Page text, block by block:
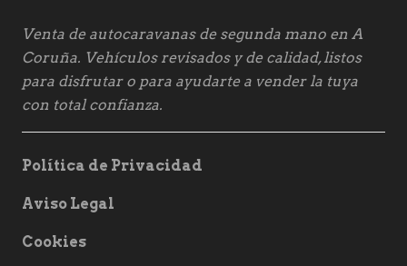
Venta de autocaravanas de segunda mano en A
Coruña. Vehículos revisados y de calidad, listos
para disfrutar o para ayudarte a vender la tuya
con total confianza.
Política de Privacidad
Aviso Legal
Cookies